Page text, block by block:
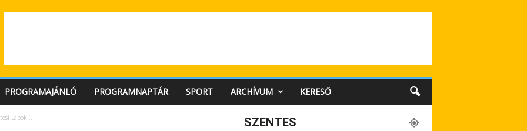
PROGRAMAJÁNLÓ PROGRAMNAPTÁR SPORT ARCHÍVUM KERESŐ
Lapok… SZENTES